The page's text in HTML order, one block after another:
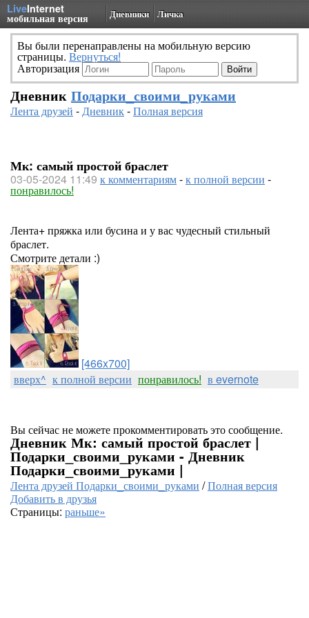
LiveInternet
мобильная версия Дневники Личка
Вы были перенаправлены на мобильную версию
страницы. Вернуться!
Авторизация
Дневник Подарки_своими_руками
Лента друзей -Дневник-Полная версия
Мк: самый простой браслет
03-05-2024 11:49 к комментариям-к полной версии -
понравилось!
Лента+ пряжка или бусина и у вас чудесный стильный
браслет.
Смотрите детали :)
[466x700]
вверх^ к полной версии понравилось! в evernote
Вы сейчас не можете прокомментировать это сообщение.
Дневник Мк: самый простой браслет |
Подарки_своими_руками - Дневник
Подарки_своими_руками |
Лента друзей Подарки_своими_руками /Полная версия
Добавить в друзья
Страницы: раньше»